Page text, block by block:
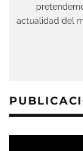
actualidad del